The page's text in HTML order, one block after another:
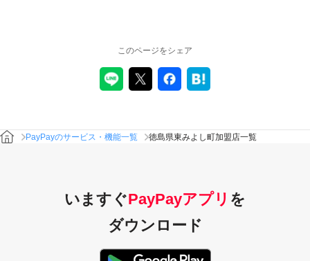
このページをシェア
PayPayのサービス・機能一覧 徳島県東みよし町加盟店一覧
いますぐPayPayアプリ を
ダウンロード